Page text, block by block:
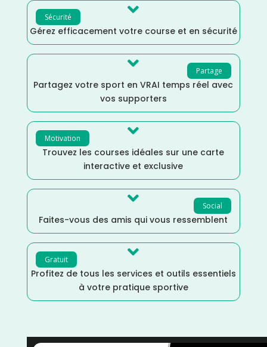
Sécurité 
Gérez efficacement votre course et en sécurité
Partage

Partagez votre sport en VRAI temps réel avec
vos supporters
Motivation 
Trouvez les courses idéales sur une carte
interactive et exclusive
Social

Faites-vous des amis qui vous ressemblent
Gratuit 
Profitez de tous les services et outils essentiels
à votre pratique sportive